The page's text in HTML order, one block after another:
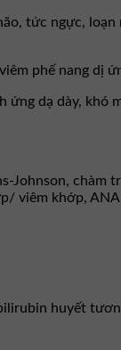
tức ngực,
phế nang dị
dạ dày, khó
Johnson, chàm
viêm khớp,
huyết